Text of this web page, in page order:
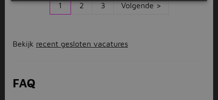
1 2 3 Volgende >
Bekijk recent gesloten vacatures
FAQ